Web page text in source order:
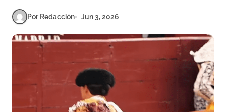
Por Redacción Jun 3, 2026